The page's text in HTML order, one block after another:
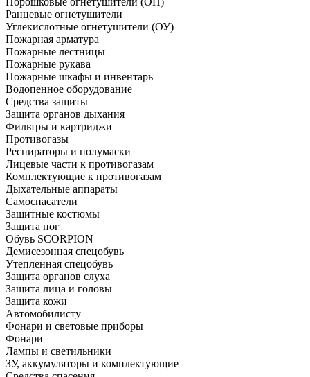
Ранцевые огнетушители
Углекислотные огнетушители (ОУ)
Пожарная арматура
Пожарные лестницы
Пожарные рукава
Пожарные шкафы и инвентарь
Водопенное оборудование
Средства защиты
Защита органов дыхания
Фильтры и картриджи
Противогазы
Респираторы и полумаски
Лицевые части к противогазам
Комплектующие к противогазам
Дыхательные аппараты
Самоспасатели
Защитные костюмы
Защита ног
Обувь SCORPION
Демисезонная спецобувь
Утепленная спецобувь
Защита органов слуха
Защита лица и головы
Защита кожи
Автомобилисту
Фонари и световые приборы
Фонари
Лампы и светильники
ЗУ, аккумуляторы и комплектующие